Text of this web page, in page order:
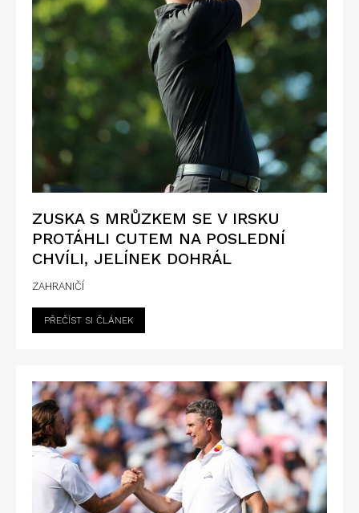
ZUSKA S MRŮZKEM SE V IRSKU
PROTÁHLI CUTEM NA POSLEDNÍ
CHVÍLI, JELÍNEK DOHRÁL
ZAHRANIČÍ
PŘEČÍST SI ČLÁNEK